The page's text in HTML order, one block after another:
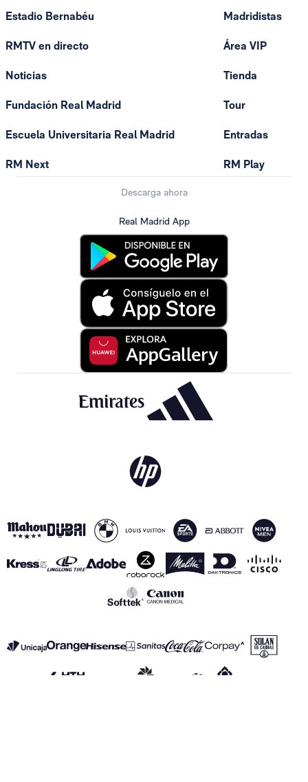
Estadio Bernabéu
RMTV en directo
Noticias
Fundación Real Madrid
Escuela Universitaria Real Madrid
RM Next
Madridistas
Área VIP
Tienda
Tour
Entradas
RM Play
Descarga ahora
Real Madrid App